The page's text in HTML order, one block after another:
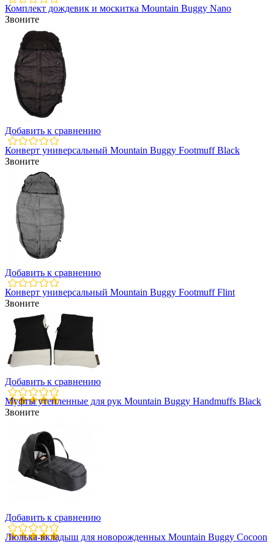
Комплект дождевик и москитка Mountain Buggy Nano
Звоните
Добавить к сравнению
Конверт универсальный Mountain Buggy Footmuff Black
Звоните
Добавить к сравнению
Конверт универсальный Mountain Buggy Footmuff Flint
Звоните
Добавить к сравнению
Муфты утепленные для рук Mountain Buggy Handmuffs Black
Звоните
Добавить к сравнению
Люлька-вкладыш для новорожденных Mountain Buggy Cocoon